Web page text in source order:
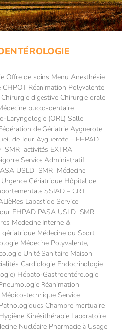
Offre de soins Menu Anesthésie
Réanimation Polyvalente
digestive Chirurgie orale
bucco-dentaire
Laryngologie (ORL) Salle
de Gériatrie Ayguerote
de Jour Ayguerote – EHPAD
SMR activités EXTRA
Service Administratif
USLD SMR Médecine
Gériatrique Hôpital de
SSIAD – CRT
Labastide Service
EHPAD PASA USLD SMR
Medecine Interne &
Médecine du Sport
Médecine Polyvalente,
Unité Sanitaire Maison
Cardiologie Endocrinologie
Hépato-Gastroentérologie
Réanimation
technique Service
Chambre mortuaire
Kinésithérapie Laboratoire
Nucléaire Pharmacie à Usage